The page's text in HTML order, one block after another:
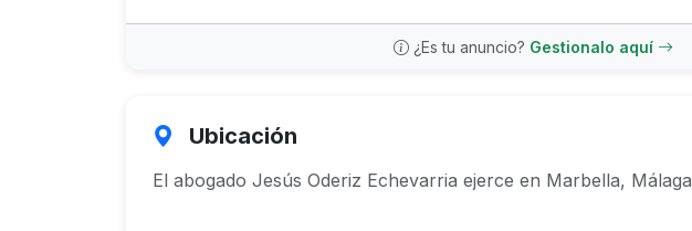
¿Es tu anuncio? Gestionalo aquí
Ubicación
El abogado Jesús Oderiz Echevarria ejerce en Marbella, Málaga